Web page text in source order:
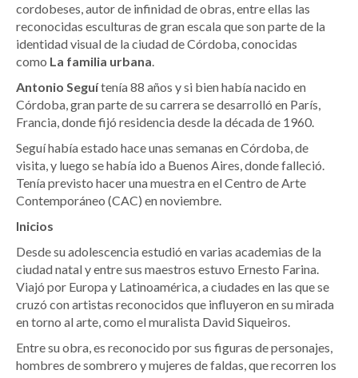
cordobeses, autor de infinidad de obras, entre ellas las
reconocidas esculturas de gran escala que son parte de la
identidad visual de la ciudad de Córdoba, conocidas
como La familia urbana.
Antonio Seguítenía 88 años y si bien había nacido en
Córdoba, gran parte de su carrera se desarrolló en París,
Francia, donde fijó residencia desde la década de 1960.
Seguí había estado hace unas semanas en Córdoba, de
visita, y luego se había ido a Buenos Aires, donde falleció.
Tenía previsto hacer una muestra en el Centro de Arte
Contemporáneo (CAC) en noviembre.
Inicios
Desde su adolescencia estudió en varias academias de la
ciudad natal y entre sus maestros estuvo Ernesto Farina.
Viajó por Europa y Latinoamérica, a ciudades en las que se
cruzó con artistas reconocidos que influyeron en su mirada
en torno al arte, como el muralista David Siqueiros.
Entre su obra, es reconocido por sus figuras de personajes,
hombres de sombrero y mujeres de faldas, que recorren los